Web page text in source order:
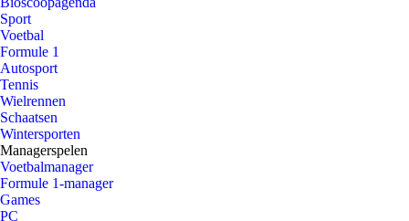
Sport
Voetbal
Formule 1
Autosport
Tennis
Wielrennen
Schaatsen
Wintersporten
Managerspelen
Voetbalmanager
Formule 1-manager
Games
PC